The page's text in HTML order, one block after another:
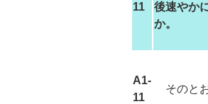
11
後速やか
か。
A1-
11
そのと